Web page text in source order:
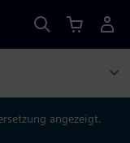
angezeigt.